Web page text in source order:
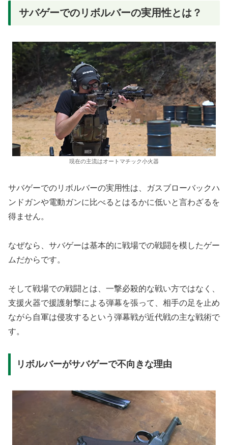
サバゲーでのリボルバーの実用性とは？
現在の主流はオートマチック小火器
サバゲーでのリボルバーの実用性は、ガスブローバックハ
ンドガンや電動ガンに比べるとはるかに低いと言わざるを
得ません。
なぜなら、サバゲーは基本的に戦場での戦闘を模したゲー
ムだからです。
そして戦場での戦闘とは、一撃必殺的な戦い方ではなく、
支援火器で援護射撃による弾幕を張って、相手の足を止め
ながら自軍は侵攻するという弾幕戦が近代戦の主な戦術で
す。
リボルバーがサバゲーで不向きな理由